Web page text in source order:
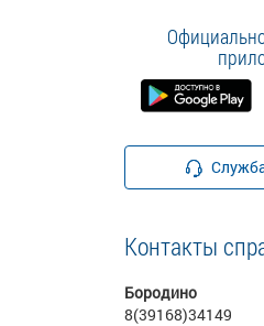
Контакты
Бородино
8(39168)34149